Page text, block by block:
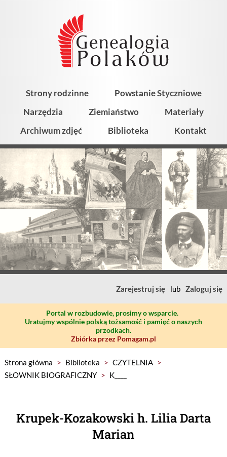
Strony rodzinne
Powstanie Styczniowe
Narzędzia
Ziemiaństwo
Materiały
Archiwum zdjęć
Biblioteka Kontakt
Zarejestruj się lub Zaloguj się
Portal w rozbudowie, prosimy o wsparcie.
Uratujmy wspólnie polską tożsamość i pamięć o naszych
przodkach.
Zbiórka przez Pomagam.pl
Strona główna > Biblioteka > CZYTELNIA >
SŁOWNIK BIOGRAFICZNY > K____
Krupek-Kozakowski h. Lilia Darta
Marian